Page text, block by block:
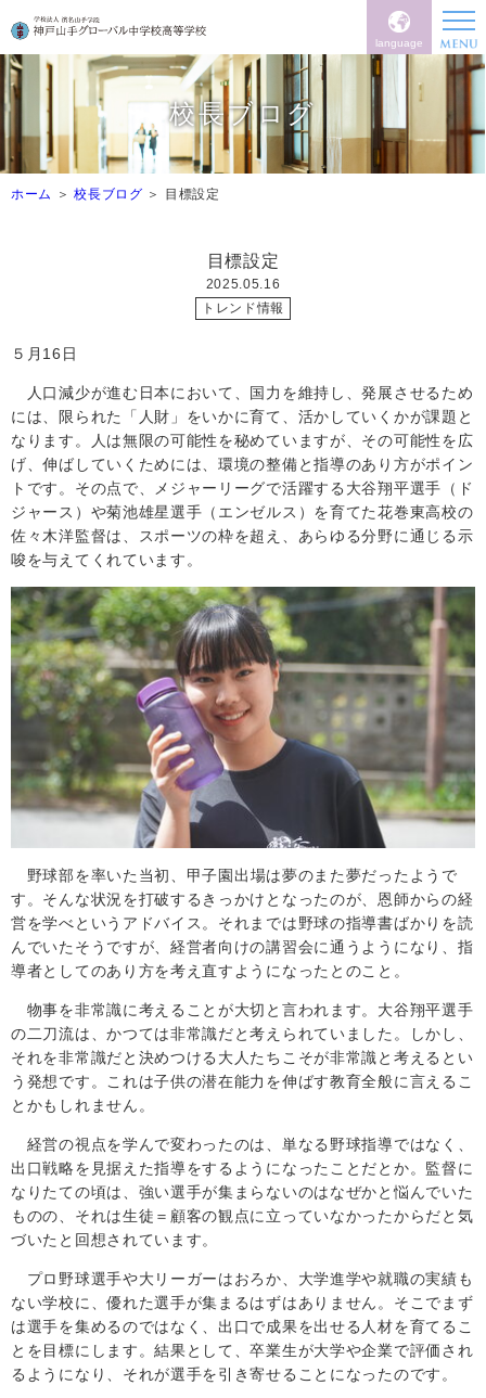
language
校長ブログ
ホーム 校長ブログ 目標設定
目標設定
2025.05.16
トレンド情報
５月16日
人口減少が進む日本において、国力を維持し、発展させるため
には、限られた「人財」をいかに育て、活かしていくかが課題と
なります。人は無限の可能性を秘めていますが、その可能性を広
げ、伸ばしていくためには、環境の整備と指導のあり方がポイン
トです。その点で、メジャーリーグで活躍する大谷翔平選手（ド
ジャース）や菊池雄星選手（エンゼルス）を育てた花巻東高校の
佐々木洋監督は、スポーツの枠を超え、あらゆる分野に通じる示
唆を与えてくれています。
野球部を率いた当初、甲子園出場は夢のまた夢だったようで
す。そんな状況を打破するきっかけとなったのが、恩師からの経
営を学べというアドバイス。それまでは野球の指導書ばかりを読
んでいたそうですが、経営者向けの講習会に通うようになり、指
導者としてのあり方を考え直すようになったとのこと。
物事を非常識に考えることが大切と言われます。大谷翔平選手
の二刀流は、かつては非常識だと考えられていました。しかし、
それを非常識だと決めつける大人たちこそが非常識と考えるとい
う発想です。これは子供の潜在能力を伸ばす教育全般に言えるこ
とかもしれません。
経営の視点を学んで変わったのは、単なる野球指導ではなく、
出口戦略を見据えた指導をするようになったことだとか。監督に
なりたての頃は、強い選手が集まらないのはなぜかと悩んでいた
ものの、それは生徒＝顧客の観点に立っていなかったからだと気
づいたと回想されています。
プロ野球選手や大リーガーはおろか、大学進学や就職の実績も
ない学校に、優れた選手が集まるはずはありません。そこでまず
は選手を集めるのではなく、出口で成果を出せる人材を育てるこ
とを目標にします。結果として、卒業生が大学や企業で評価され
るようになり、それが選手を引き寄せることになったのです。